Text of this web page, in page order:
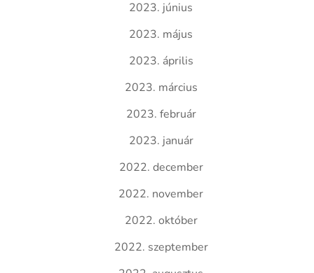
2023. június
2023. május
2023. április
2023. március
2023. február
2023. január
2022. december
2022. november
2022. október
2022. szeptember